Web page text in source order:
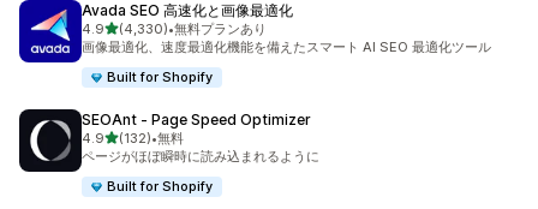
Avada SEO 高速化と画像最適化
4.95つ星中
(4,330)
合計レビュー数：4330件
•無料プランあり
画像最適化、速度最適化機能を備えたスマート AI SEO 最適化ツール
Built for Shopify
SEOAnt ‑ Page Speed Optimizer
4.95つ星中
(132)
合計レビュー数：132件
•無料
ページがほぼ瞬時に読み込まれるように
Built for Shopify